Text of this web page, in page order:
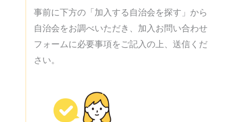
事前に下方の「加入する自治会を探す」から
自治会をお調べいただき、加入お問い合わせ
フォームに必要事項をご記入の上、送信くだ
さい。